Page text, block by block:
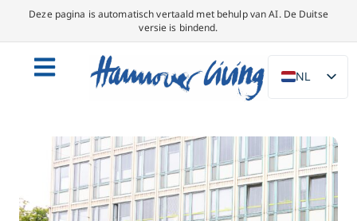
Deze pagina is automatisch vertaald met behulp van AI. De Duitse
versie is bindend.
NL
DE
PL
ES
IT